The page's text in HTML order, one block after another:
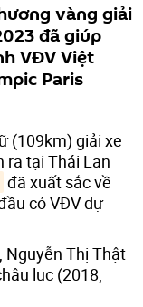
vàng giải
đã giúp
VĐV Việt
Paris
(109km) giải xe
ra tại Thái Lan
đã xuất sắc về
có VĐV dự
Nguyễn Thị Thật
lục (2018,